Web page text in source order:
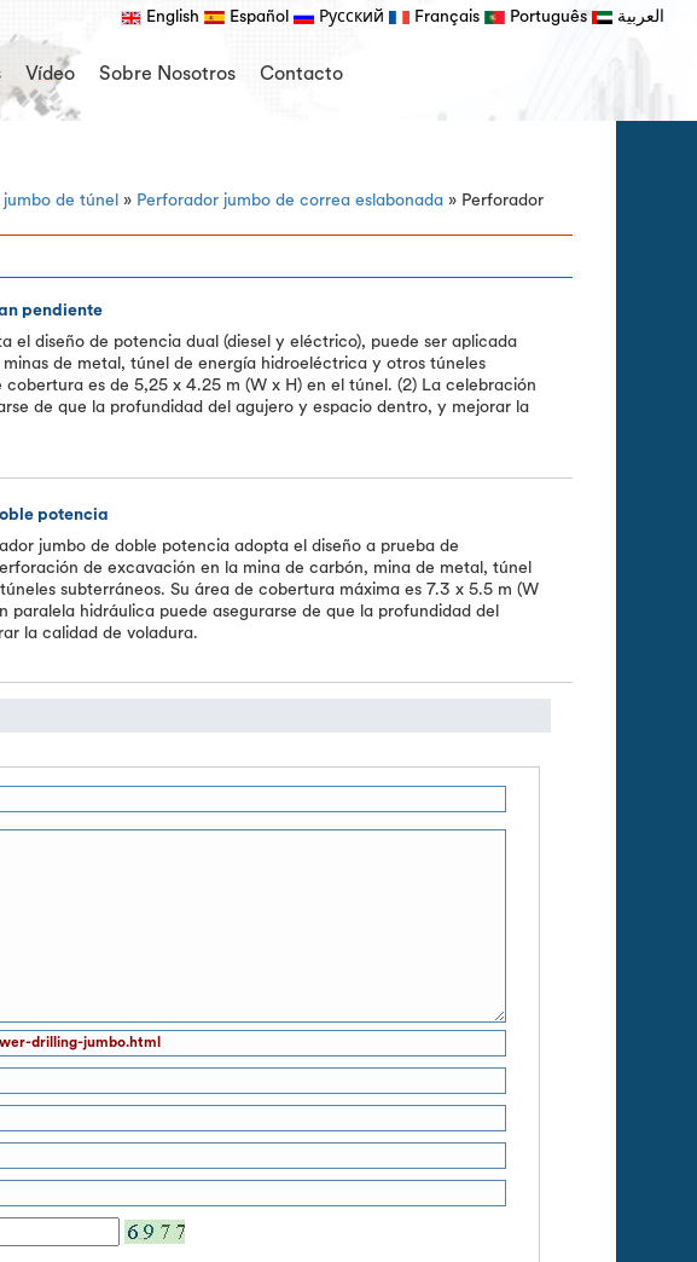
English Español Русский Français Português العربية
Vídeo Sobre Nosotros Contacto
de túnel » Perforador jumbo de correa eslabonada » Perforador
pendiente
el diseño de potencia dual (diesel y eléctrico), puede ser aplicada
de metal, túnel de energía hidroeléctrica y otros túneles
cobertura es de 5,25 x 4.25 m (W x H) en el túnel. (2) La celebración
de que la profundidad del agujero y espacio dentro, y mejorar la
potencia
jumbo de doble potencia adopta el diseño a prueba de
de excavación en la mina de carbón, mina de metal, túnel
subterráneos. Su área de cobertura máxima es 7.3 x 5.5 m (W
paralela hidráulica puede asegurarse de que la profundidad del
la calidad de voladura.